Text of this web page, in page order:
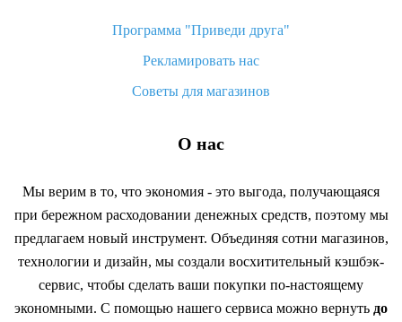
Программа "Приведи друга"
Рекламировать нас
Советы для магазинов
О нас
Мы верим в то, что экономия - это выгода, получающаяся
при бережном расходовании денежных средств, поэтому мы
предлагаем новый инструмент. Объединяя сотни магазинов,
технологии и дизайн, мы создали восхитительный кэшбэк-
сервис, чтобы сделать ваши покупки по-настоящему
экономными. С помощью нашего сервиса можно вернуть до